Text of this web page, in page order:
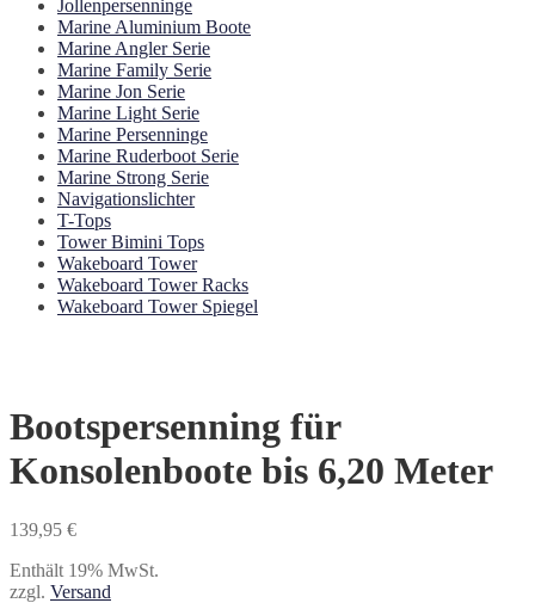
Jollenpersenninge
Marine Aluminium Boote
Marine Angler Serie
Marine Family Serie
Marine Jon Serie
Marine Light Serie
Marine Persenninge
Marine Ruderboot Serie
Marine Strong Serie
Navigationslichter
T-Tops
Tower Bimini Tops
Wakeboard Tower
Wakeboard Tower Racks
Wakeboard Tower Spiegel
Bootspersenning für
Konsolenboote bis 6,20 Meter
139,95 €
Enthält 19% MwSt.
zzgl. Versand